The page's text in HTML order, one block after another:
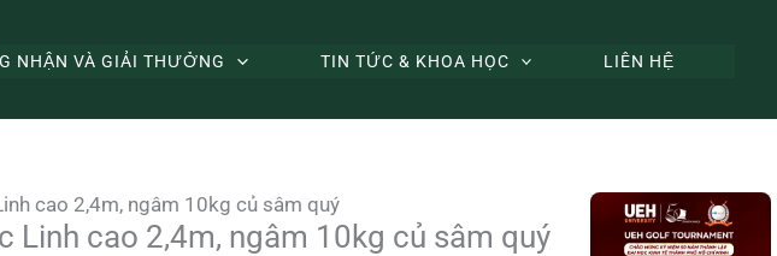
NHẬN VÀ GIẢI THƯỞNG TIN TỨC & KHOA HỌC LIÊN HỆ
cao 2,4m, ngâm 10kg củ sâm quý
Linh cao 2,4m, ngâm 10kg củ sâm quý